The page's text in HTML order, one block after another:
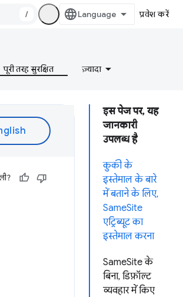
/ प्रवेश करें
पूरी तरह सुरक्षित ज़्यादा
इस पेज पर, यह
जानकारी
उपलब्ध है
कुकी के
इस्तेमाल के बारे
में बताने के लिए,
SameSite
एट्रिब्यूट का
इस्तेमाल करना
SameSite के
बिना, डिफ़ॉल्ट
व्यवहार में किए